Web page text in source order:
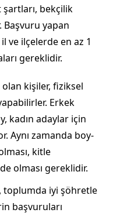
şartları, bekçilik
Başvuru yapan
ve ilçelerde en az 1
gereklidir.
olan kişiler, fiziksel
Erkek
kadın adaylar için
Aynı zamanda boy-
kitle
olması gereklidir.
toplumda iyi şöhretle
başvuruları